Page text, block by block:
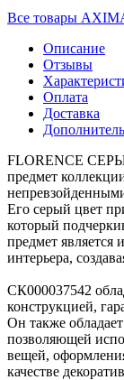
Все товары
Описание
Отзывы
Оплата
Доставка
FLORENCE
предмет
Его серый цвет
который
предмет
интерьера,
СК000037542
конструкцией,
Он также
позволяющей
вещей,
качестве